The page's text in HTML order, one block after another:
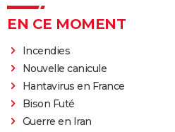
EN CE MOMENT
Incendies
Nouvelle canicule
Hantavirus en France
Bison Futé
Guerre en Iran